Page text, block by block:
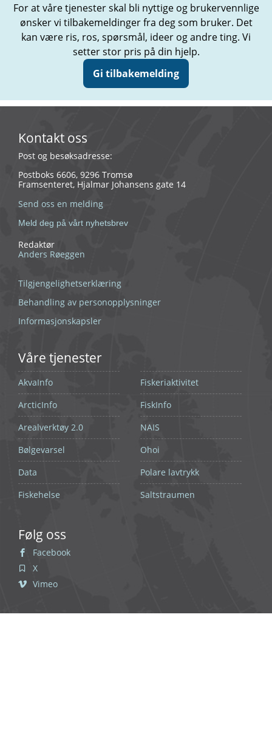
For at våre tjenester skal bli nyttige og brukervennlige
ønsker vi tilbakemeldinger fra deg som bruker. Det
kan være ris, ros, spørsmål, ideer og andre ting. Vi
setter stor pris på din hjelp.
Gi tilbakemelding
Kontakt oss
Post og besøksadresse:
Postboks 6606, 9296 Tromsø
Framsenteret, Hjalmar Johansens gate 14
Send oss en melding
Meld deg på vårt nyhetsbrev
Redaktør
Anders Røeggen
Tilgjengelighetserklæring
Behandling av personopplysninger
Informasjonskapsler
Våre tjenester
AkvaInfo
ArcticInfo
Arealverktøy 2.0
Bølgevarsel
Data
Fiskehelse
Fiskeriaktivitet
FiskInfo
NAIS
Ohoi
Polare lavtrykk
Saltstraumen
Følg oss
Facebook
X
Vimeo